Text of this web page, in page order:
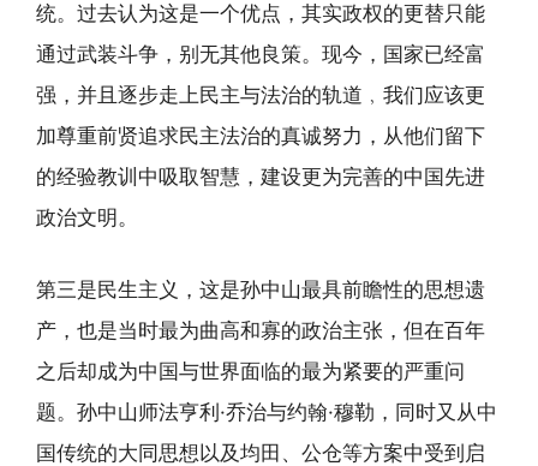
统。过去认为这是一个优点，其实政权的更替只能
通过武装斗争，别无其他良策。现今，国家已经富
强，并且逐步走上民主与法治的轨道﹐我们应该更
加尊重前贤追求民主法治的真诚努力，从他们留下
的经验教训中吸取智慧，建设更为完善的中国先进
政治文明。
第三是民生主义，这是孙中山最具前瞻性的思想遗
产，也是当时最为曲高和寡的政治主张，但在百年
之后却成为中国与世界面临的最为紧要的严重问
题。孙中山师法亨利·乔治与约翰·穆勒，同时又从中
国传统的大同思想以及均田、公仓等方案中受到启